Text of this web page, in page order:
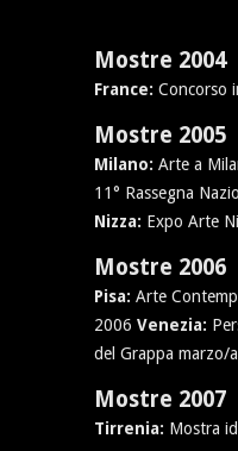
Mostre 2004
France: Concorso
Mostre 2005
Milano: Arte a
11° Rassegna
Nizza: Expo Arte
Mostre 2006
Pisa: Arte
2006 Venezia:
del Grappa marzo/
Mostre 2007
Tirrenia: Mostra